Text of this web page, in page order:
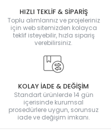
HIZLI TEKLİF & SİPARİŞ
Toplu alımlarınız ve projeleriniz
için web sitemizden kolayca
teklif isteyebilir, hızla sipariş
verebilirsiniz.
KOLAY İADE & DEĞİŞİM
Standart ürünlerde 14 gün
içerisinde kurumsal
prosedürlere uygun, sorunsuz
iade ve değişim imkanı.